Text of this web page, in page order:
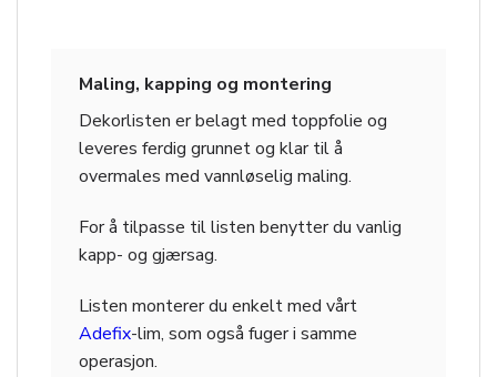
Maling, kapping og montering
Dekorlisten er belagt med toppfolie og
leveres ferdig grunnet og klar til å
overmales med vannløselig maling.
For å tilpasse til listen benytter du vanlig
kapp- og gjærsag.
Listen monterer du enkelt med vårt
Adefix-lim, som også fuger i samme
operasjon.